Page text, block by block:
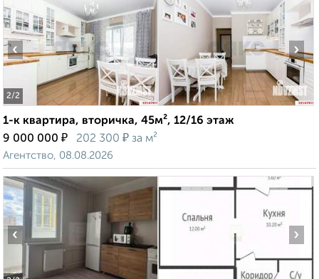
2/2
‹ ›
1-к квартира, вторичка, 45м², 12/16 этаж
9 000 000 ₽ 202 300 ₽ за м²
Агентство, 08.08.2026
‹ ›